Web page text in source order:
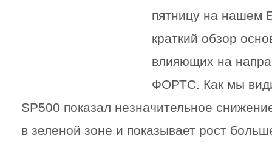
пятницу на нашем
краткий обзор
влияющих на
ФОРТС. Как мы
SP500 показал незначительное
в зеленой зоне и показывает рост